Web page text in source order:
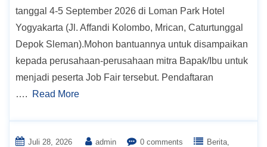
tanggal 4-5 September 2026 di Loman Park Hotel
Yogyakarta (Jl. Affandi Kolombo, Mrican, Caturtunggal
Depok Sleman).Mohon bantuannya untuk disampaikan
kepada perusahaan-perusahaan mitra Bapak/Ibu untuk
menjadi peserta Job Fair tersebut. Pendaftaran
….
Read More
Juli 28, 2026 admin 0 comments
Berita